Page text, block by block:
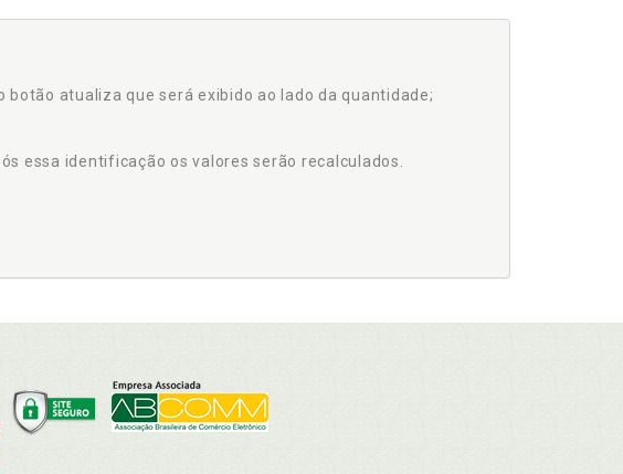
atualiza que será exibido ao lado da quantidade;
essa identificação os valores serão recalculados.